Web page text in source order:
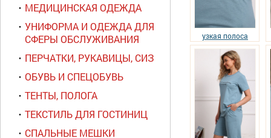
МЕДИЦИНСКАЯ ОДЕЖДА
УНИФОРМА И ОДЕЖДА ДЛЯ
СФЕРЫ ОБСЛУЖИВАНИЯ
ПЕРЧАТКИ, РУКАВИЦЫ, СИЗ
ОБУВЬ И СПЕЦОБУВЬ
ТЕНТЫ, ПОЛОГА
ТЕКСТИЛЬ ДЛЯ ГОСТИНИЦ
СПАЛЬНЫЕ МЕШКИ
узкая полоса